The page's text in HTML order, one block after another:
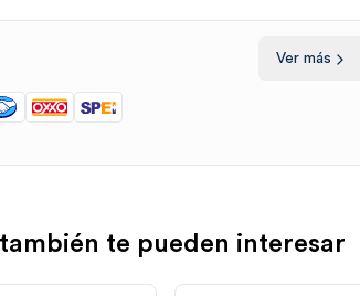
Ver más
te pueden interesar